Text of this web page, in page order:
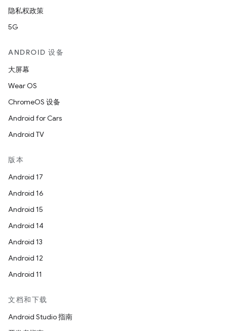
隐私权政策
5G
ANDROID 设备
大屏幕
Wear OS
ChromeOS 设备
Android for Cars
Android TV
版本
Android 17
Android 16
Android 15
Android 14
Android 13
Android 12
Android 11
文档和下载
Android Studio 指南